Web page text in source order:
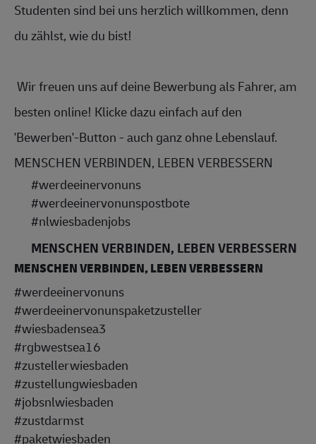
Studenten sind bei uns herzlich willkommen, denn
du zählst, wie du bist!
besten online! Klicke dazu einfach auf den
'Bewerben'-Button - auch ganz ohne Lebenslauf.
MENSCHEN VERBINDEN, LEBEN VERBESSERN
#werdeeinervonuns
#werdeeinervonunspostbote
#nlwiesbadenjobs
MENSCHEN VERBINDEN, LEBEN VERBESSERN
MENSCHEN VERBINDEN, LEBEN VERBESSERN
#werdeeinervonuns
#werdeeinervonunspaketzusteller
#wiesbadensea3
#rgbwestsea16
#zustellerwiesbaden
#zustellungwiesbaden
#jobsnlwiesbaden
#zustdarmst
#paketwiesbaden